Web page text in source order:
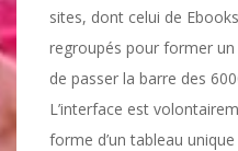
sites, dont celui de
regroupés pour former
de passer la barre des
L’interface est
forme d’un tableau